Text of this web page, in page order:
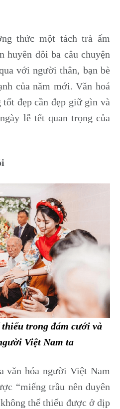
thức một tách trà ấm
huyên đôi ba câu chuyện
với người thân, bạn bè
của năm mới. Văn hoá
đẹp cần đẹp giữ gìn và
lễ tết quan trọng của
trong đám cưới và
Việt Nam ta
văn hóa người Việt Nam
“miếng trầu nên duyên
thể thiếu được ở dịp